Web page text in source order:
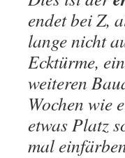
endet bei Z,
lange nicht
Ecktürme,
weiteren
Wochen wie
etwas Platz
mal